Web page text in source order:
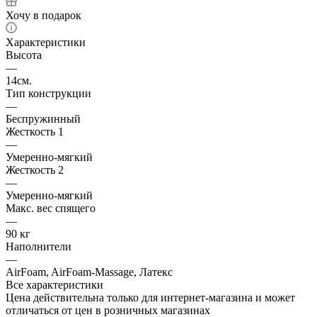
Хочу в подарок
Характеристики
Высота
—
14см.
Тип конструкции
—
Беспружинный
Жесткость 1
—
Умеренно-мягкий
Жесткость 2
—
Умеренно-мягкий
Макс. вес спящего
—
90 кг
Наполнители
—
AirFoam, AirFoam-Massage, Латекс
Все характеристики
Цена действительна только для интернет-магазина и может
отличаться от цен в розничных магазинах